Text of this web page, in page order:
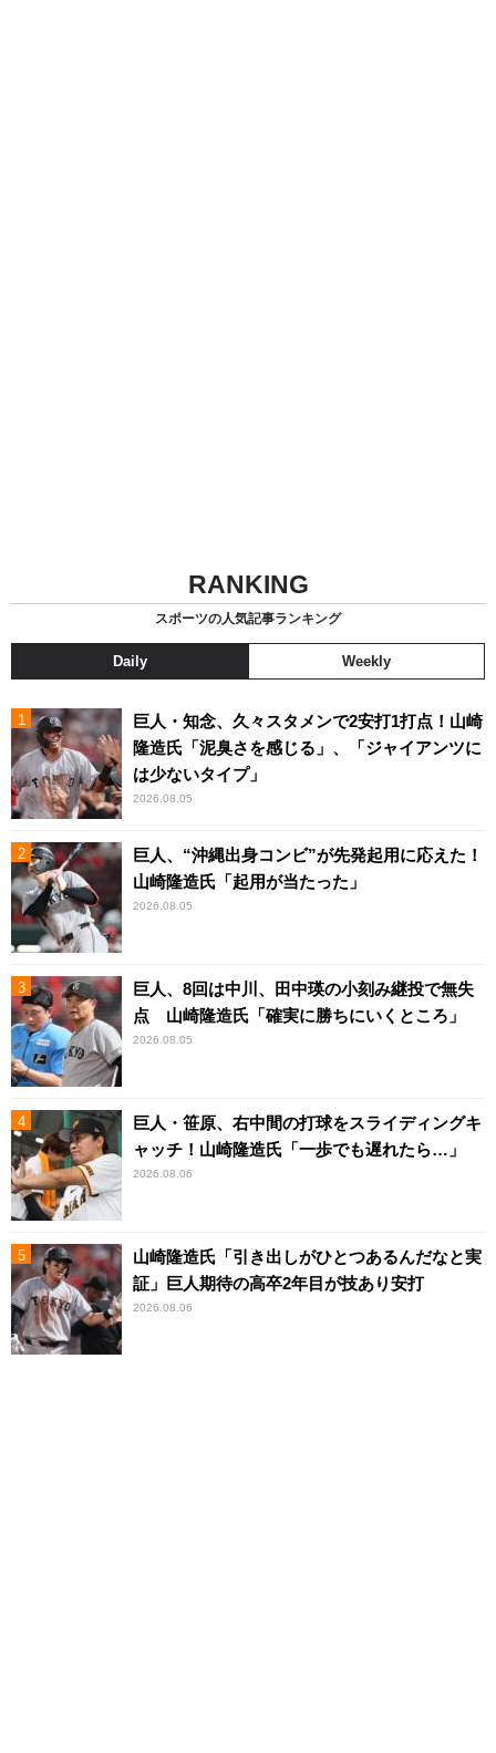
RANKING
スポーツの人気記事ランキング
Daily Weekly
巨人・知念、久々スタメンで2安打1打点！山崎
隆造氏「泥臭さを感じる」、「ジャイアンツに
は少ないタイプ」
2026.08.05
巨人、“沖縄出身コンビ”が先発起用に応えた！
山崎隆造氏「起用が当たった」
2026.08.05
巨人、8回は中川、田中瑛の小刻み継投で無失
点 山崎隆造氏「確実に勝ちにいくところ」
2026.08.05
巨人・笹原、右中間の打球をスライディングキ
ャッチ！山崎隆造氏「一歩でも遅れたら…」
2026.08.06
山崎隆造氏「引き出しがひとつあるんだなと実
証」巨人期待の高卒2年目が技あり安打
2026.08.06